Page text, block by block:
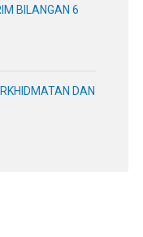
BILANGAN 6
DAN